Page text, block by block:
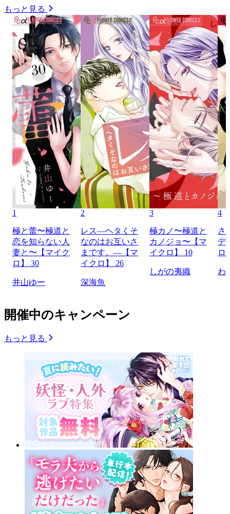
もっと見る
1
極と蕾〜極道と
恋を知らない人
妻と〜【マイク
ロ】 30
井山ゆー
2
レス―ヘタくそ
なのはお互いさ
まです。―【マ
イクロ】 26
深海魚
3
極カノ〜極道と
カノジョ〜【マ
イクロ】 10
しがの夷織
4
さ
デ
ロ
わ
開催中のキャンペーン
もっと見る